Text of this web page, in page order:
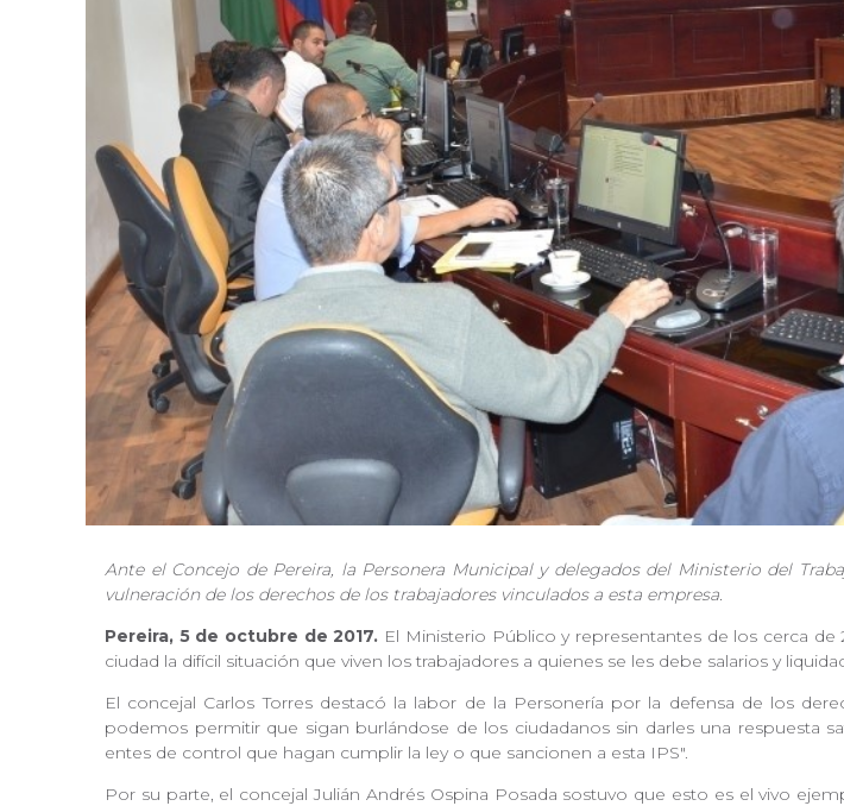
Ante el Concejo de Pereira, la Personera Municipal y delegados del Ministerio del
vulneración de los derechos de los trabajadores vinculados a esta empresa.
Pereira, 5 de octubre de 2017. El Ministerio Público y representantes de los cerca
ciudad la difícil situación que viven los trabajadores a quienes se les debe salarios y
El concejal Carlos Torres destacó la labor de la Personería por la defensa de los
podemos permitir que sigan burlándose de los ciudadanos sin darles una respuesta
entes de control que hagan cumplir la ley o que sancionen a esta IPS".
Por su parte, el concejal Julián Andrés Ospina Posada sostuvo que esto es el vivo